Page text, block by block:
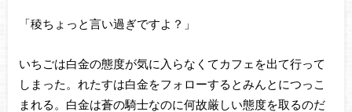
「稜ちょっと言い過ぎですよ？」
いちごは白金の態度が気に入らなくてカフェを出て行って
しまった。れたすは白金をフォローするとみんとにつっこ
まれる。白金は蒼の騎士なのに何故厳しい態度を取るのだ